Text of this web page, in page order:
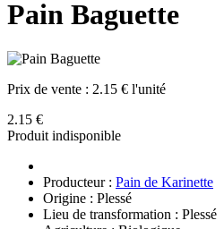
Pain Baguette
Prix de vente : 2.15 € l'unité
2.15 €
Produit indisponible
Producteur : Pain de Karinette
Origine : Plessé
Lieu de transformation : Plessé